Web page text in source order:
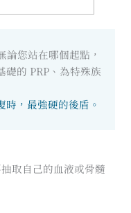
論您站在哪個起點，
的 PRP、為特殊族
，最強硬的後盾。
取自己的血液或骨髓